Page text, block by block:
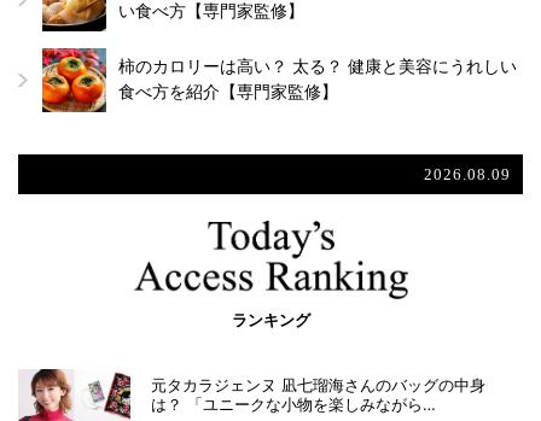
い食べ方【専門家監修】
柿のカロリーは高い？ 太る？ 健康と美容にうれしい
食べ方を紹介【専門家監修】
2026.08.09
ランキング
元タカラジェンヌ 凪七瑠海さんのバッグの中身
は？ 「ユニークな小物を楽しみながら…